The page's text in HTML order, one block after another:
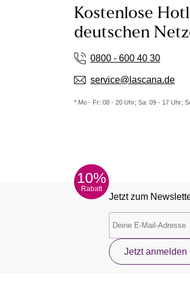
Kostenlose
deutschen
0800 - 600 40 30
service@lascana.de
* Mo - Fr: 08 - 20 Uhr; Sa: 09 - 17 Uhr;
10%
Rabatt
Jetzt zum
Jetzt anmelden